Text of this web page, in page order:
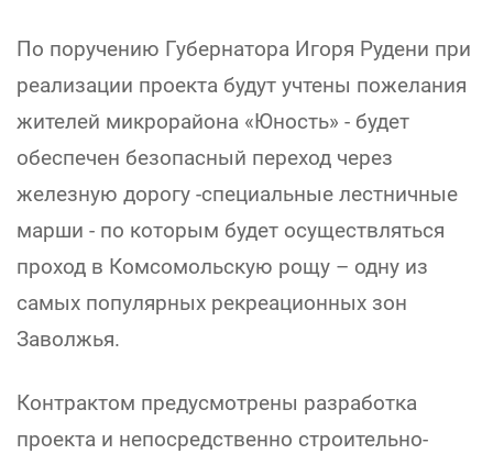
По поручению Губернатора Игоря Рудени при
реализации проекта будут учтены пожелания
жителей микрорайона «Юность» - будет
обеспечен безопасный переход через
железную дорогу -специальные лестничные
марши - по которым будет осуществляться
проход в Комсомольскую рощу – одну из
самых популярных рекреационных зон
Заволжья.
Контрактом предусмотрены разработка
проекта и непосредственно строительно-